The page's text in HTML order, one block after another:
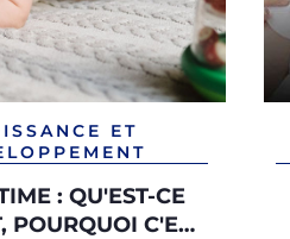
ET
: QU'EST-CE
POURQUOI C'EST